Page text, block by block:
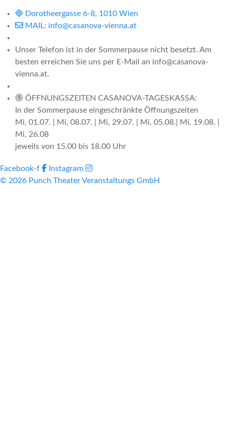
Dorotheergasse 6-8, 1010 Wien
MAIL: info@casanova-vienna.at
Unser Telefon ist in der Sommerpause nicht besetzt. Am
besten erreichen Sie uns per E-Mail an info@casanova-
vienna.at.
ÖFFNUNGSZEITEN CASANOVA-TAGESKASSA:
In der Sommerpause eingeschränkte Öffnungszeiten
Mi, 01.07. | Mi, 08.07. | Mi, 29.07. | Mi, 05.08.| Mi, 19.08. |
Mi, 26.08
jeweils von 15.00 bis 18.00 Uhr
Facebook-f
Instagram
© 2026 Punch Theater Veranstaltungs GmbH